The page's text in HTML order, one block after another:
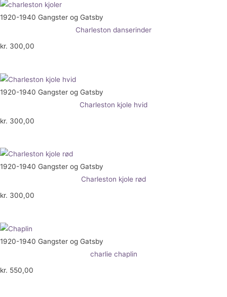
1920-1940 Gangster og Gatsby
Charleston danserinder
kr. 300,00
1920-1940 Gangster og Gatsby
Charleston kjole hvid
kr. 300,00
1920-1940 Gangster og Gatsby
Charleston kjole rød
kr. 300,00
1920-1940 Gangster og Gatsby
charlie chaplin
kr. 550,00